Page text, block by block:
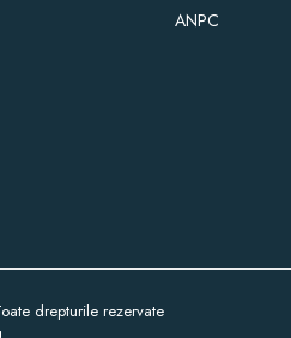
ANPC
drepturile rezervate